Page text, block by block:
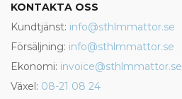
KONTAKTA OSS
Kundtjänst: info@sthlmmattor.se
Försäljning: info@sthlmmattor.se
Ekonomi: invoice@sthlmmattor.se
Växel: 08-21 08 24